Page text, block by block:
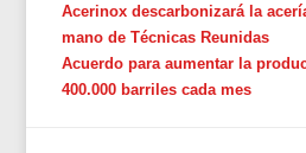
Acerinox descarbonizará la
mano de Técnicas Reunidas
Acuerdo para aumentar la
400.000 barriles cada mes